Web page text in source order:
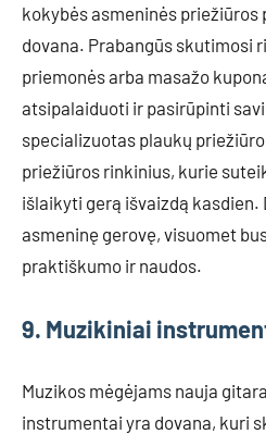
kokybės asmeninės
dovana. Prabangūs skutimosi
priemonės arba masažo
atsipalaiduoti ir pasirūpinti
specializuotas plaukų
priežiūros rinkinius, kurie
išlaikyti gerą išvaizdą kasdien.
asmeninę gerovę, visuomet
praktiškumo ir naudos.
9. Muzikiniai
Muzikos mėgėjams nauja
instrumentai yra dovana, kuri